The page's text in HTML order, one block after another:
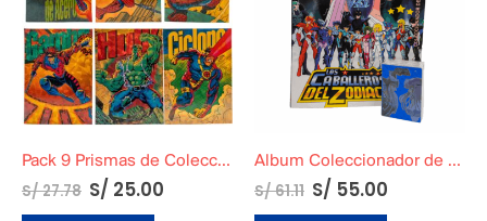
Pack 9 Prismas de Colección Marvel Pepsi Cards
S/27.78 S/ 25.00
Album Coleccionador de Cards de Caballeros del Zodiaco 3
S/61.11 S/ 55.00